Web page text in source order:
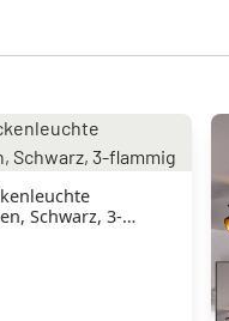
Schwarz, 3-